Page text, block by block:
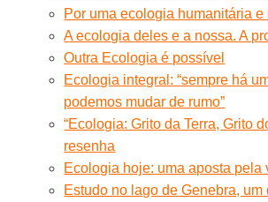
Por uma ecologia humanitária e
A ecologia deles e a nossa. A
Outra Ecologia é possível
Ecologia integral: “sempre há
podemos mudar de rumo”
“Ecologia: Grito da Terra, Grito
resenha
Ecologia hoje: uma aposta pela
Estudo no lago de Genebra, um